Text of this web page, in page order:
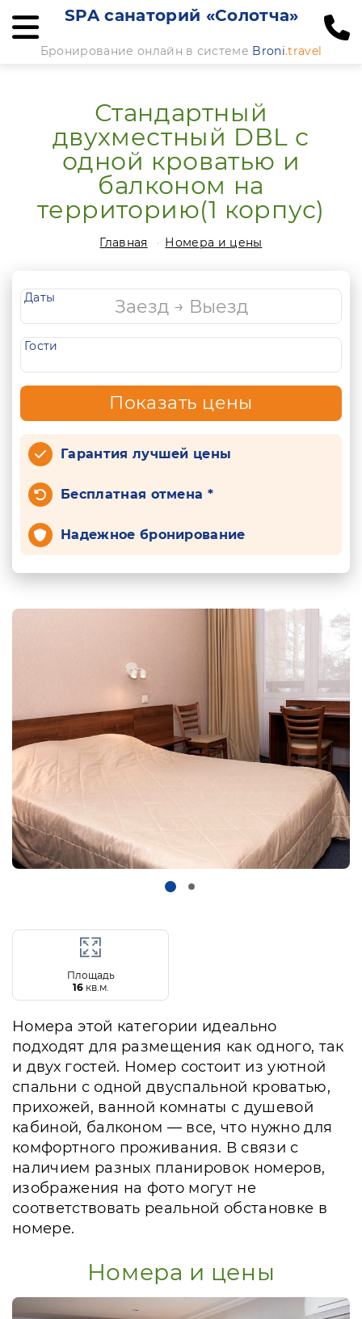
SPA санаторий «Солотча»
Бронирование онлайн в системе Broni.travel
Стандартный
двухместный DBL с
одной кроватью и
балконом на
территорию(1 корпус)
Главная Номера и цены
Даты
Гости
Показать цены
Гарантия лучшей цены
Бесплатная отмена *
Надежное бронирование
Площадь
16кв.м.
Номера этой категории идеально
подходят для размещения как одного, так
и двух гостей. Номер состоит из уютной
спальни с одной двуспальной кроватью,
прихожей, ванной комнаты с душевой
кабиной, балконом — все, что нужно для
комфортного проживания. В связи с
наличием разных планировок номеров,
изображения на фото могут не
соответствовать реальной обстановке в
номере.
Номера и цены